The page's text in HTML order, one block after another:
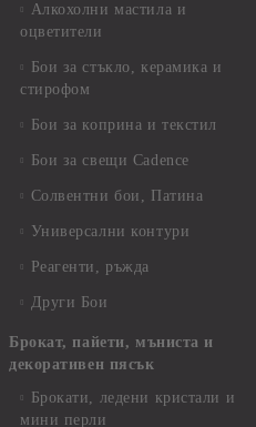
Алкохолни мастила и
оцветители
Бои за стъкло, керамика и
стирофом
Бои за коприна и текстил
Бои за свещи Cadence
Солвентни бои, Патина
Универсални контури
Реагенти, ръжда
Други Бои
Брокат, пайети, мъниста и
декоративен пясък
Брокати, ледени кристали и
мини перли